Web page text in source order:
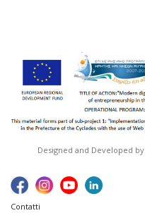
Designed and Developed by
Contatti